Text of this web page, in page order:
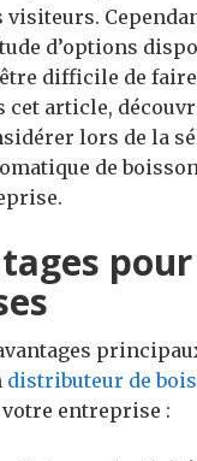
visiteurs.
d’options
difficile de
cet article,
lors de la
de
distributeur de
entreprise :